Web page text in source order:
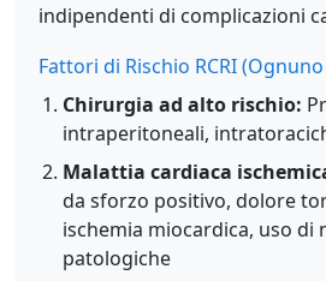
indipendenti di complicazioni
Fattori di Rischio RCRI
Chirurgia ad alto rischio:
intraperitoneali,
Malattia cardiaca
da sforzo positivo, dolore
ischemia miocardica, uso di
patologiche